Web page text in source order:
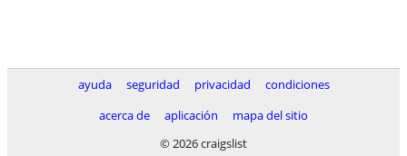
ayuda seguridad privacidad
condiciones
acerca de
aplicación
mapa del sitio
© 2026 craigslist